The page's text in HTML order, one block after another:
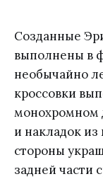
Созданные
выполнены в
необычайно
кроссовки
монохромном
и накладок
стороны
задней части